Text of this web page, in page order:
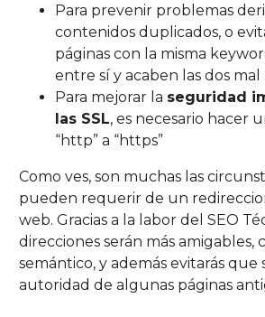
Para prevenir problemas
contenidos duplicados, o
páginas con la misma
entre sí y acaben las dos mal
Para mejorar la seguridad
las SSL, es necesario hacer
“http” a “https”
Como ves, son muchas las
pueden requerir de un
web. Gracias a la labor del SEO
direcciones serán más amigables,
semántico, y además evitarás que
autoridad de algunas páginas